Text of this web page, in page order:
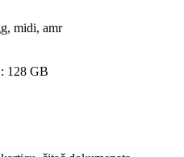
midi, amr
128 GB